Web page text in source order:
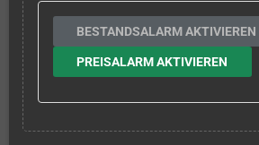
BESTANDSALARM AKTIVIEREN
PREISALARM AKTIVIEREN